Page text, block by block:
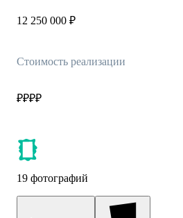
12 250 000 ₽
Стоимость реализации
₽₽₽₽
19 фотографий